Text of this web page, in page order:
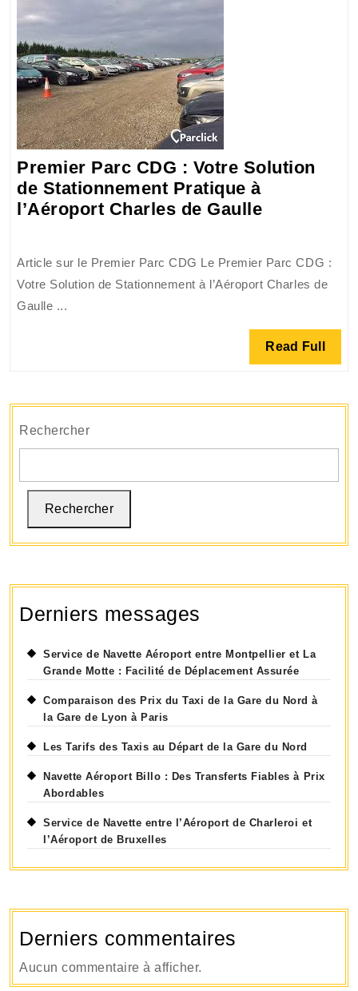
pour
votre
véhicule
Premier Parc CDG : Votre Solution
de Stationnement Pratique à
l’Aéroport Charles de GaullePremier
:
Votre
de
Gaulle
Article sur le Premier Parc CDG Le Premier Parc CDG :
Votre Solution de Stationnement à l’Aéroport Charles de
Gaulle ...
Read Full Read
Full
Rechercher
Rechercher
Derniers messages
Service de Navette Aéroport entre Montpellier et La
Grande Motte : Facilité de Déplacement Assurée
Comparaison des Prix du Taxi de la Gare du Nord à
la Gare de Lyon à Paris
Les Tarifs des Taxis au Départ de la Gare du Nord
Navette Aéroport Billo : Des Transferts Fiables à Prix
Abordables
Service de Navette entre l’Aéroport de Charleroi et
l’Aéroport de Bruxelles
Derniers commentaires
Aucun commentaire à afficher.